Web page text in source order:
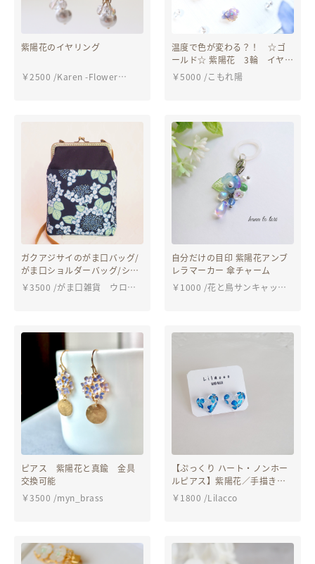
紫陽花のイヤリング
￥2500 /Karen -Flower
温度で色が変わる？！ ☆ゴ
ールド☆ 紫陽花 3輪 イヤリ
ング ピアス
￥5000 /こもれ陽
ガクアジサイのがま口バッグ/
がま口ショルダーバッグ/ショ
ルダーバッグ/サコッシュ/がま
口/がまぐち/斜めがけ/クリス
￥3500 /がま口雑貨 ウロコ
自分だけの目印 紫陽花アンブ
レラマーカー 傘チャーム
￥1000 /花と鳥サンキャッチ
ピアス 紫陽花と真鍮 金具
交換可能
￥3500 /myn_brass
【ぷっくり ハート・ノンホー
ルピアス】紫陽花／手描き／
濃い青／レジン
￥1800 /Lilacco